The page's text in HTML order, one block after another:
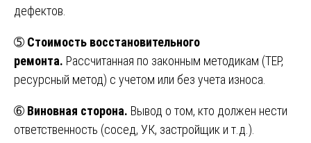
дефектов.
➄ Стоимость восстановительного
ремонта. Рассчитанная по законным методикам (ТЕР,
ресурсный метод) с учетом или без учета износа.
➅ Виновная сторона. Вывод о том, кто должен нести
ответственность (сосед, УК, застройщик и т.д.).